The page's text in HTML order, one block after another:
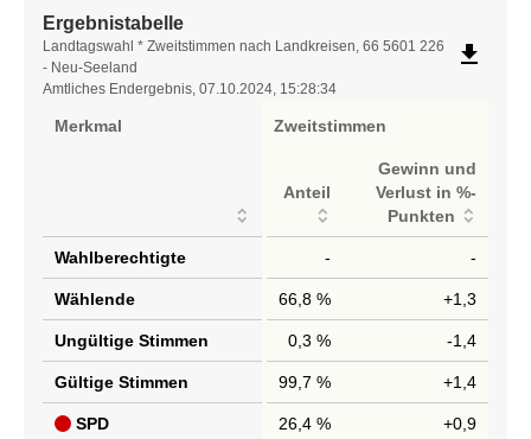
Ergebnistabelle
Ergebnistabelle
Landtagswahl * Zweitstimmen nach Landkreisen, 66 5601 226
- Neu-Seeland
Amtliches Endergebnis, 07.10.2024, 15:28:34
file_download
Merkmal Zweitstimmen
Anteil
Gewinn und
Verlust in %-
Punkten
Wahlberechtigte - -
Wählende 66,8 % +1,3
Ungültige Stimmen 0,3 % -1,4
Gültige Stimmen 99,7 % +1,4
SPD 26,4 % +0,9